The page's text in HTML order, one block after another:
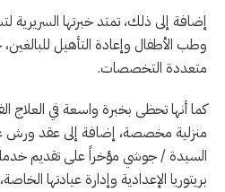
إضافة إلى ذلك، تمتد خبرتها
وطب الأطفال وإعادة التأهيل
متعددة التخصصات.
كما أنها تحظى بخبرة واسعة في العلاج
منزلية مخصصة، إضافة إلى عقد ورش
السيدة / جوشي مؤخراً على تقديم
بريتوريا الإعدادية وإدارة عيادتها الخاصة،